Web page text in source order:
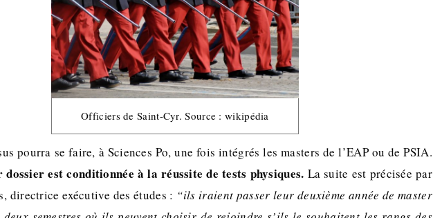
Officiers de Saint-Cyr. Source : wikipédia
pourra se faire, à Sciences Po, une fois intégrés les masters de l’EAP ou de PSIA.
dossier est conditionnée à la réussite de tests physiques. La suite est précisée par
directrice exécutive des études : “ils iraient passer leur deuxième année de master